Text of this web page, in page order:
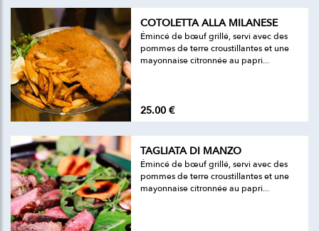
COTOLETTA ALLA MILANESE
Émincé de bœuf grillé, servi avec des
pommes de terre croustillantes et une
mayonnaise citronnée au papri...
25.00 €
TAGLIATA DI MANZO
Émincé de bœuf grillé, servi avec des
pommes de terre croustillantes et une
mayonnaise citronnée au papri...